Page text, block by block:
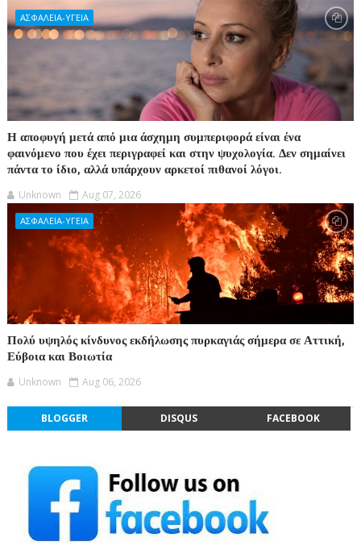
ΑΣΦΑΛΕΙΑ-ΥΓΕΙΑ
Η αποφυγή μετά από μια άσχημη συμπεριφορά είναι ένα
φαινόμενο που έχει περιγραφεί και στην ψυχολογία. Δεν σημαίνει
πάντα το ίδιο, αλλά υπάρχουν αρκετοί πιθανοί λόγοι.
Unknown Aug 07, 2026
ΑΣΦΑΛΕΙΑ-ΥΓΕΙΑ
Πολύ υψηλός κίνδυνος εκδήλωσης πυρκαγιάς σήμερα σε Αττική,
Εύβοια και Βοιωτία
Unknown Aug 06, 2026
BLOGGER DISQUS FACEBOOK